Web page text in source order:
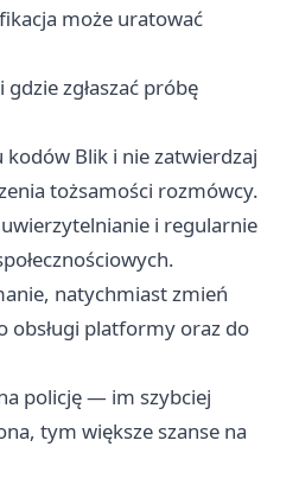
może uratować
zgłaszać próbę
Blik i nie zatwierdzaj
tożsamości rozmówcy.
uwierzytelnianie i regularnie
natychmiast zmień
obsługi platformy oraz do
policję — im szybciej
tym większe szanse na